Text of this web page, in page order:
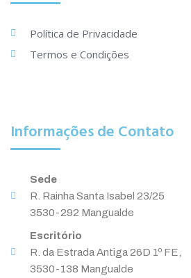
Política de Privacidade
Termos e Condições
Informações de Contato
Sede
R. Rainha Santa Isabel 23/25
3530-292 Mangualde
Escritório
R. da Estrada Antiga 26D 1º FE,
3530-138 Mangualde